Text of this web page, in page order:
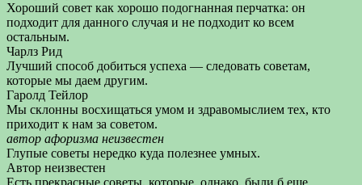
Хороший совет как хорошо подогнанная перчатка: он
подходит для данного случая и не подходит ко всем
остальным.
Чарлз Рид
Лучший способ добиться успеха — следовать советам,
которые мы даем другим.
Гаролд Тейлор
Мы склонны восхищаться умом и здравомыслием тех, кто
приходит к нам за советом.
автор афоризма неизвестен
Глупые советы нередко куда полезнее умных.
Автор неизвестен
Есть прекрасные советы, которые, однако, были б еше